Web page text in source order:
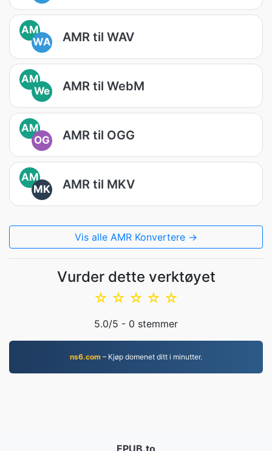
AM
WA
AMR til WAV
AM
We
AMR til WebM
AM
OG
AMR til OGG
AM
MK
AMR til MKV
Vis alle AMR Konvertere →
Vurder dette verktøyet
☆
☆
☆
☆
☆
5.0/5 - 0 stemmer
ns6.com – Kjøp domenet ditt i minutter.
EPUB.to